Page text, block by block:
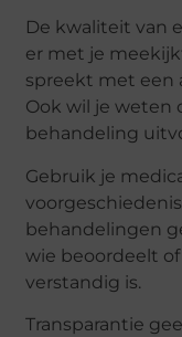
De kwaliteit van
er met je
spreekt met een
Ook wil je weten
behandeling
Gebruik je
behandelingen
wie beoordeelt
verstandig is.
Transparantie